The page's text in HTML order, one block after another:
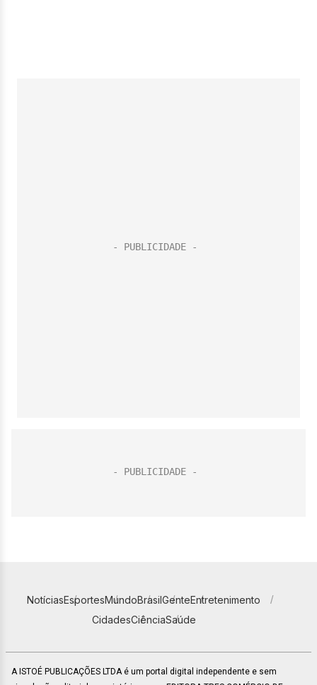
NotíciasEsportesMundoBrasilGenteEntretenimento
CidadesCiênciaSaúde
A ISTOÉ PUBLICAÇÕES LTDA é um portal digital independente e sem